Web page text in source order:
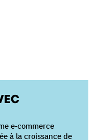
e‑commerce
à la croissance de